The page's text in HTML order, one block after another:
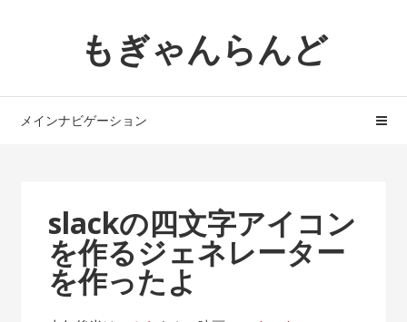
ョ
へ
もぎゃんらんど
メインナビゲーション
slackの四文字アイコン
を作るジェネレーター
を作ったよ